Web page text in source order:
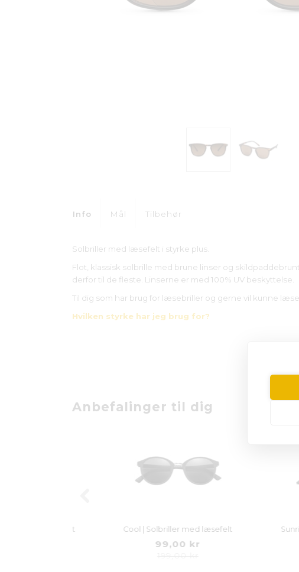
Info Mål Tilbehør
Solbriller med læsefelt i styrke plus.
Flot, klassisk solbrille med brune linser og
derfor til de fleste. Linserne er med 100% UV beskyttelse.
Til dig som har brug for læsebriller og gerne vil kunne
Hvilken styrke har jeg brug for?
Anbefalinger til dig
Cool | Solbriller med læsefelt
99,00 kr
Sunrise |